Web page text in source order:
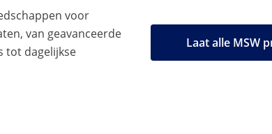
voor
van geavanceerde
tot dagelijkse
Laat alle MSW